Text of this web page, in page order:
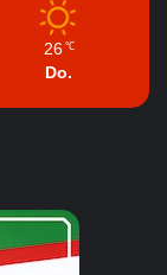
26 ℃
Do.